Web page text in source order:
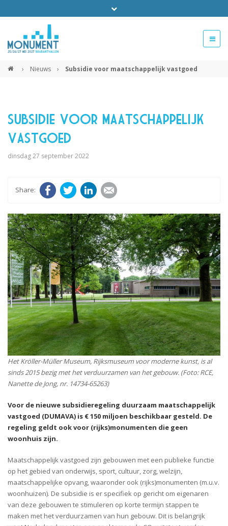
› Nieuws › Subsidie voor maatschappelijk vastgoed
Subsidie voor maatschappelijk
vastgoed
dinsdag 27 september 2022
FacebookTwitter LinkedIn
Het Kröller-Müller Museum, Rijksmuseum voor moderne kunst, is al
sinds 2015 bezig met het verduurzamen van het gebouw. (Foto: RCE,
Nanette de Jong, nr. 14734-65263)
Voor de nieuwe subsidieregeling duurzaam maatschappelijk
vastgoed (DUMAVA) is € 150 miljoen beschikbaar gesteld. De
regeling geldt ook voor (rijks)monumenten die geen
woonhuis zijn.
Maatschappelijk vastgoed zijn gebouwen met een publieke functie
op het gebied van onderwijs, sport, cultuur, zorg, welzijn,
maatschappelijke opvang, waaronder ook (rijks)monumenten (m.u.v.
woonhuizen). De subsidie is er specifiek op gericht om eigenaren
van deze gebouwen te stimuleren op korte termijn stappen te
maken met het verduurzamen van hun gebouw. Dit is belangrijk